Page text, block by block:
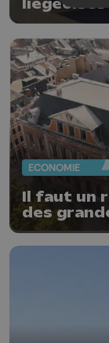
ECONOMIE
Il faut un
des